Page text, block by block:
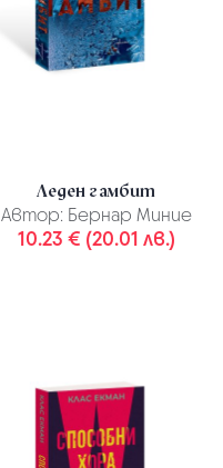
Леден гамбит
Автор: Бернар Миние
10.23 € (20.01 лв.)